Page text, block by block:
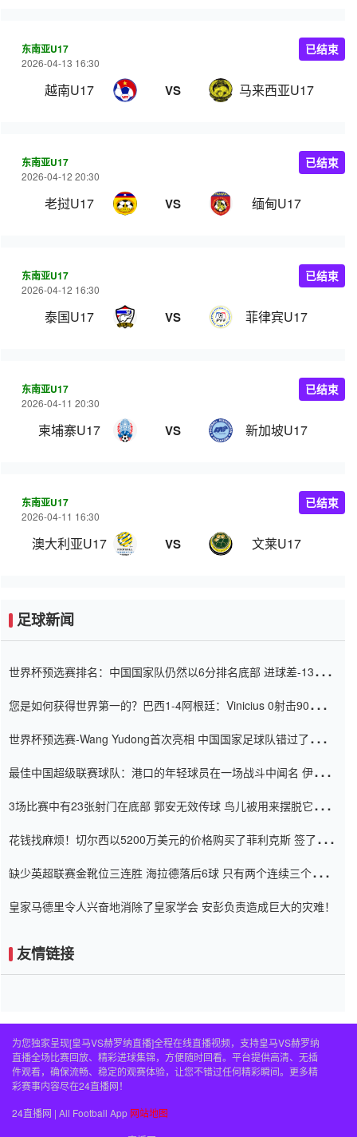
东南亚U17
2026-04-13 16:30
越南U17 VS 马来西亚U17
已结束
东南亚U17
2026-04-12 20:30
老挝U17 VS 缅甸U17
已结束
东南亚U17
2026-04-12 16:30
泰国U17 VS 菲律宾U17
已结束
东南亚U17
2026-04-11 20:30
柬埔寨U17 VS 新加坡U17
已结束
东南亚U17
2026-04-11 16:30
澳大利亚U17 VS 文莱U17
已结束
足球新闻
世界杯预选赛排名：中国国家队仍然以6分排名底部 进球差-13令人
您是如何获得世界第一的？巴西1-4阿根廷：Vinicius 0射击90分钟
世界杯预选赛-Wang Yudong首次亮相 中国国家足球队错过了世界
最佳中国超级联赛球队：港口的年轻球员在一场战斗中闻名 伊万放
3场比赛中有23张射门在底部 郭安无效传球 鸟儿被用来摆脱它
花钱找麻烦！切尔西以5200万美元的价格购买了菲利克斯 签了7年
缺少英超联赛金靴位三连胜 海拉德落后6球 只有两个连续三个连续
皇家马德里令人兴奋地消除了皇家学会 安彭负责造成巨大的灾难！
友情链接
为您独家呈现[皇马VS赫罗纳直播]全程在线直播视频，支持皇马VS赫罗纳
直播全场比赛回放、精彩进球集锦，方便随时回看。平台提供高清、无插
件观看，确保流畅、稳定的观赛体验，让您不错过任何精彩瞬间。更多精
彩赛事内容尽在24直播网！
24直播网 | All Football App 网站地图